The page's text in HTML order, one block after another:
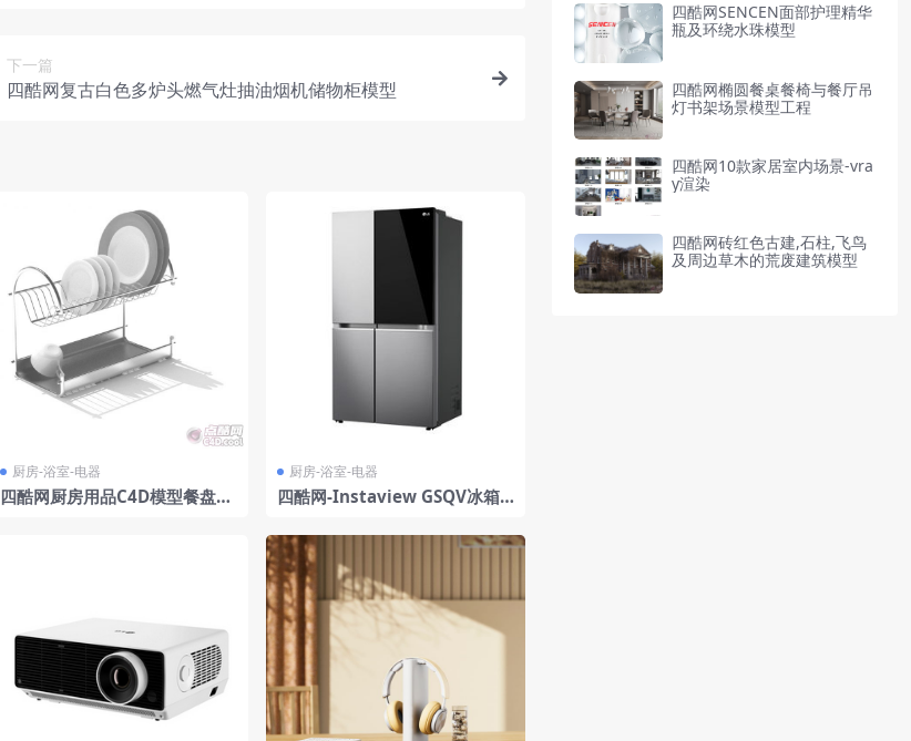
下一篇
四酷网复古白色多炉头燃气灶抽油烟机储物柜模型
厨房-浴室-电器
四酷网厨房用品C4D模型餐盘架
厨房-浴室-电器
四酷网-Instaview GSQV冰箱 2
四酷网SENCEN面部护理精华
瓶及环绕水珠模型
四酷网椭圆餐桌餐椅与餐厅吊
灯书架场景模型工程
四酷网10款家居室内场景-vra
y渲染
四酷网砖红色古建,石柱,飞鸟
及周边草木的荒废建筑模型